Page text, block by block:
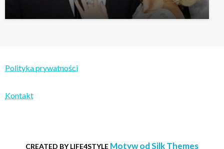
Polityka prywatności
Kontakt
CREATED BY LIFE4STYLE Motyw od Silk Themes